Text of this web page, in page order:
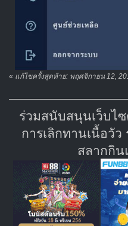
« แก้ไขครั้งสุดท้าย: พฤศจิกายน 12,
ร่วมสนับสนุนเว็บไ
การเลิกทานเนื้อวั
สลากกิน